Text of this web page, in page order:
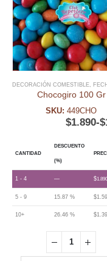
DECORACIÓN COMESTIBLE FECHAS
Chocogiro 100 Gr
SKU: 449CHO
$
-
$1.890
CANTIDAD
DESCUENTO
(%)
1 - 4 — $1.890
5 - 9 15.87 % $
10+ 26.46 % $